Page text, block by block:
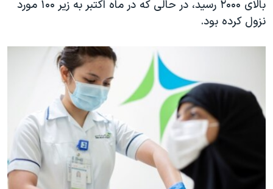
بالای ۲۰۰۰ رسید، در حالی که در ماه اکتبر به زیر ۱۰۰ مورد
نزول کرده بود.